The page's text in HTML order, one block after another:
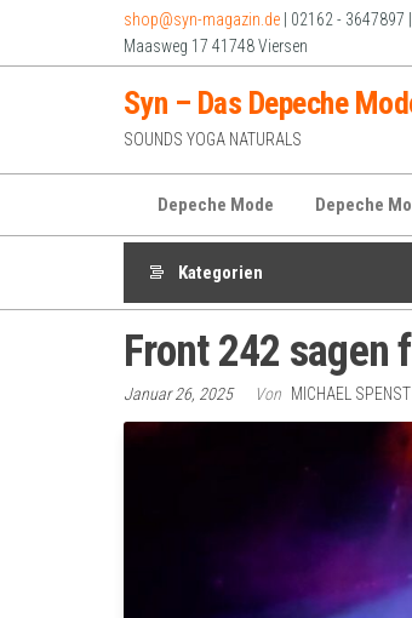
shop@syn-magazin.de | 02162 - 3647897
Maasweg 17 41748 Viersen
Syn – Das Depeche
SOUNDS YOGA NATURALS
Depeche Mode Depeche
Kategorien
Front 242 sagen
Januar 26, 2025 Von MICHAEL SPENST